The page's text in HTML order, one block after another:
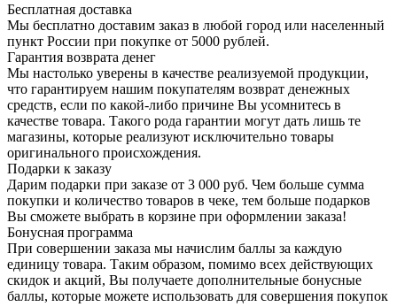
Бесплатная доставка
Мы бесплатно доставим заказ в любой город или населенный
пункт России при покупке от 5000 рублей.
Гарантия возврата денег
Мы настолько уверены в качестве реализуемой продукции,
что гарантируем нашим покупателям возврат денежных
средств, если по какой-либо причине Вы усомнитесь в
качестве товара. Такого рода гарантии могут дать лишь те
магазины, которые реализуют исключительно товары
оригинального происхождения.
Подарки к заказу
Дарим подарки при заказе от 3 000 руб. Чем больше сумма
покупки и количество товаров в чеке, тем больше подарков
Вы сможете выбрать в корзине при оформлении заказа!
Бонусная программа
При совершении заказа мы начислим баллы за каждую
единицу товара. Таким образом, помимо всех действующих
скидок и акций, Вы получаете дополнительные бонусные
баллы, которые можете использовать для совершения покупок